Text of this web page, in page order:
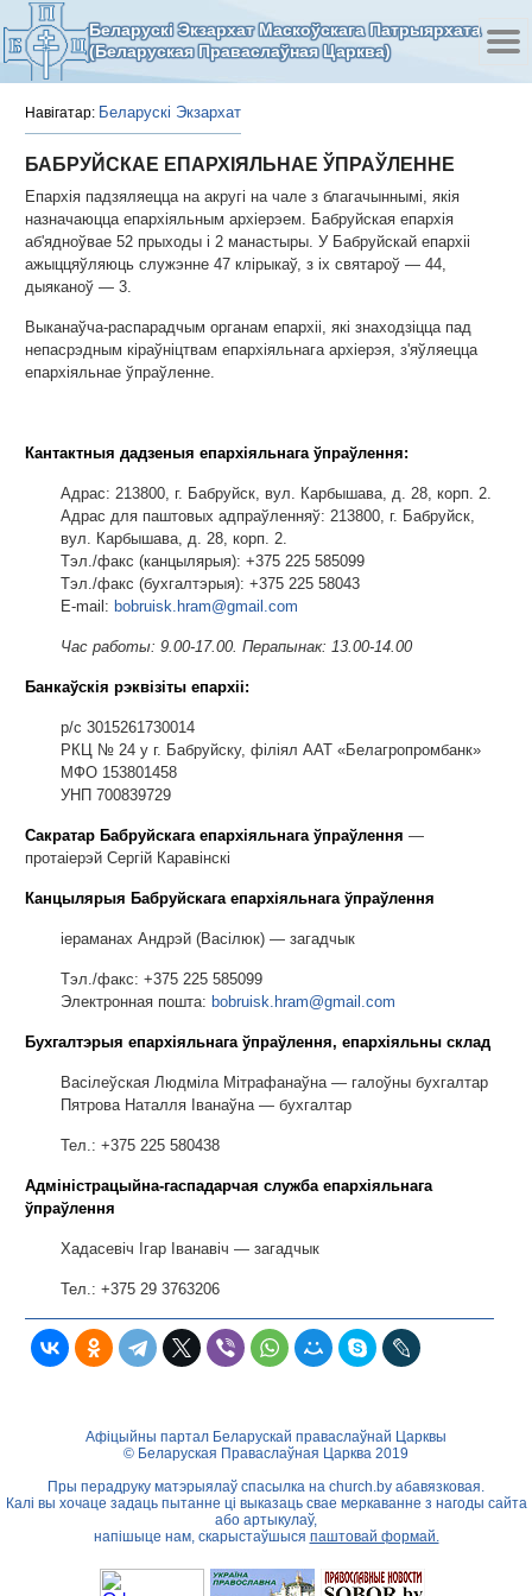
Беларускі Экзархат Маскоўскага Патрыярхата
(Беларуская Праваслаўная Царква)
Навігатар: Беларускі Экзархат
БАБРУЙСКАЕ ЕПАРХІЯЛЬНАЕ ЎПРАЎЛЕННЕ
Епархія падзяляецца на акругі на чале з благачыннымі, якія
назначаюцца епархіяльным архіерэем. Бабруйская епархія
аб'ядноўвае 52 прыходы і 2 манастыры. У Бабруйскай епархіі
ажыццяўляюць служэнне 47 клірыкаў, з іх святароў — 44,
дыяканоў — 3.
Выканаўча-распарадчым органам епархіі, які знаходзіцца пад
непасрэдным кіраўніцтвам епархіяльнага архіерэя, з'яўляецца
епархіяльнае ўпраўленне.
Кантактныя дадзеныя епархіяльнага ўпраўлення:
Адрас: 213800, г. Бабруйск, вул. Карбышава, д. 28, корп. 2.
Адрас для паштовых адпраўленняў: 213800, г. Бабруйск,
вул. Карбышава, д. 28, корп. 2.
Тэл./факс (канцылярыя): +375 225 585099
Тэл./факс (бухгалтэрыя): +375 225 58043
Е-mail: bobruisk.hram@gmail.com
Час работы: 9.00-17.00. Перапынак: 13.00-14.00
Банкаўскія рэквізіты епархіі:
р/c 3015261730014
РКЦ № 24 у г. Бабруйску, філіял ААТ «Белагропромбанк»
МФО 153801458
УНП 700839729
Сакратар Бабруйскага епархіяльнага ўпраўлення —
протаіерэй Сергій Каравінскі
Канцылярыя Бабруйскага епархіяльнага ўпраўлення
іераманах Андрэй (Васілюк) — загадчык
Тэл./факс: +375 225 585099
Электронная пошта: bobruisk.hram@gmail.com
Бухгалтэрыя епархіяльнага ўпраўлення, епархіяльны склад
Васілеўская Людміла Мітрафанаўна — галоўны бухгалтар
Пятрова Наталля Іванаўна — бухгалтар
Тел.: +375 225 580438
Адміністрацыйна-гаспадарчая служба епархіяльнага
ўпраўлення
Хадасевіч Ігар Іванавіч — загадчык
Тел.: +375 29 3763206
Афіцыйны партал Беларускай праваслаўнай Царквы
© Беларуская Праваслаўная Царква 2019
Пры перадруку матэрыялаў спасылка на church.by абавязковая.
Калі вы хочаце задаць пытанне ці выказаць свае меркаванне з нагоды сайта
або артыкулаў,
напішыце нам, скарыстаўшыся паштовай формай.